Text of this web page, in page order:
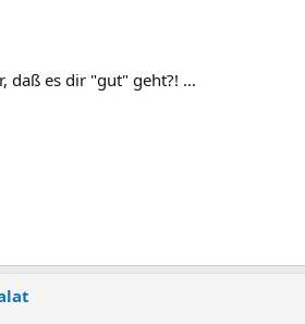
daß es dir "gut" geht?! ...